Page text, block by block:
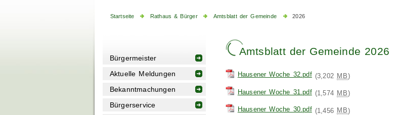
Startseite Rathaus & Bürger Amtsblatt der Gemeinde 2026
Bürgermeister
Aktuelle Meldungen
Bekanntmachungen
Bürgerservice
Amtsblatt der Gemeinde 2026
Hausener Woche 32.pdf (3,202 MB)
Hausener Woche 31.pdf (1,574 MB )
Hausener Woche 30.pdf (1,456 MB)